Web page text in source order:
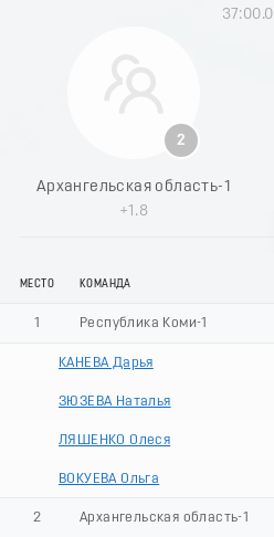
37:00.0
2
Архангельская область-1
+1.8
МЕСТО КОМАНДА
1 Республика Коми-1
КАНЕВА Дарья
ЗЮЗЕВА Наталья
ЛЯШЕНКО Олеся
ВОКУЕВА Ольга
2 Архангельская область-1